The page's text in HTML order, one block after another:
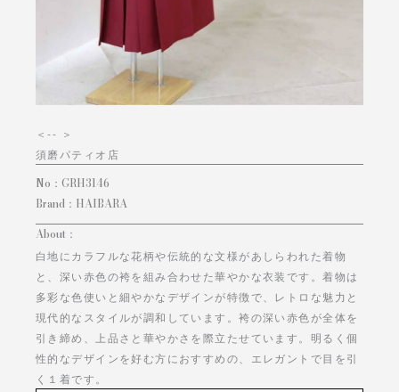
＜-- ＞
須磨パティオ店
No： GRH3146
Brand： HAIBARA
About：
白地にカラフルな花柄や伝統的な文様があしらわれた着物
と、深い赤色の袴を組み合わせた華やかな衣装です。着物は
多彩な色使いと細やかなデザインが特徴で、レトロな魅力と
現代的なスタイルが調和しています。袴の深い赤色が全体を
引き締め、上品さと華やかさを際立たせています。明るく個
性的なデザインを好む方におすすめの、エレガントで目を引
く１着です。